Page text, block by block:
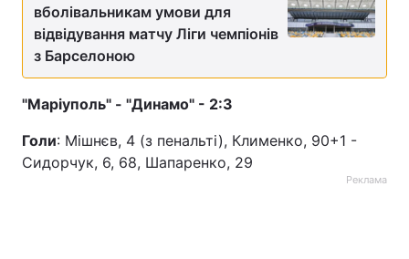
вболівальникам умови для
відвідування матчу Ліги чемпіонів
з Барселоною
"Маріуполь" - "Динамо" - 2:3
Голи: Мішнєв, 4 (з пенальті), Клименко, 90+1 -
Сидорчук, 6, 68, Шапаренко, 29
Реклама